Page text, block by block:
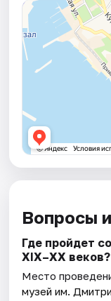
Вопросы
Где пройдет
XIX–XX веков?
Место
музей им.